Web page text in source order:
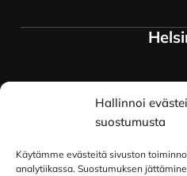
Hallinnoi
suostumusta
Käytämme evästeitä sivuston
analytiikassa. Suostumuksen
00170